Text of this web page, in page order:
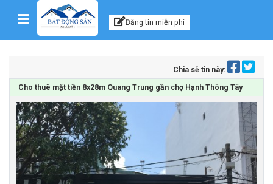
Skip to content Kênh thông tin, tư vấn
Đăng tin miễn phí
Chia sẻ tin này:
Cho thuê mặt tiền 8x28m Quang Trung gần chợ Hạnh Thông Tây